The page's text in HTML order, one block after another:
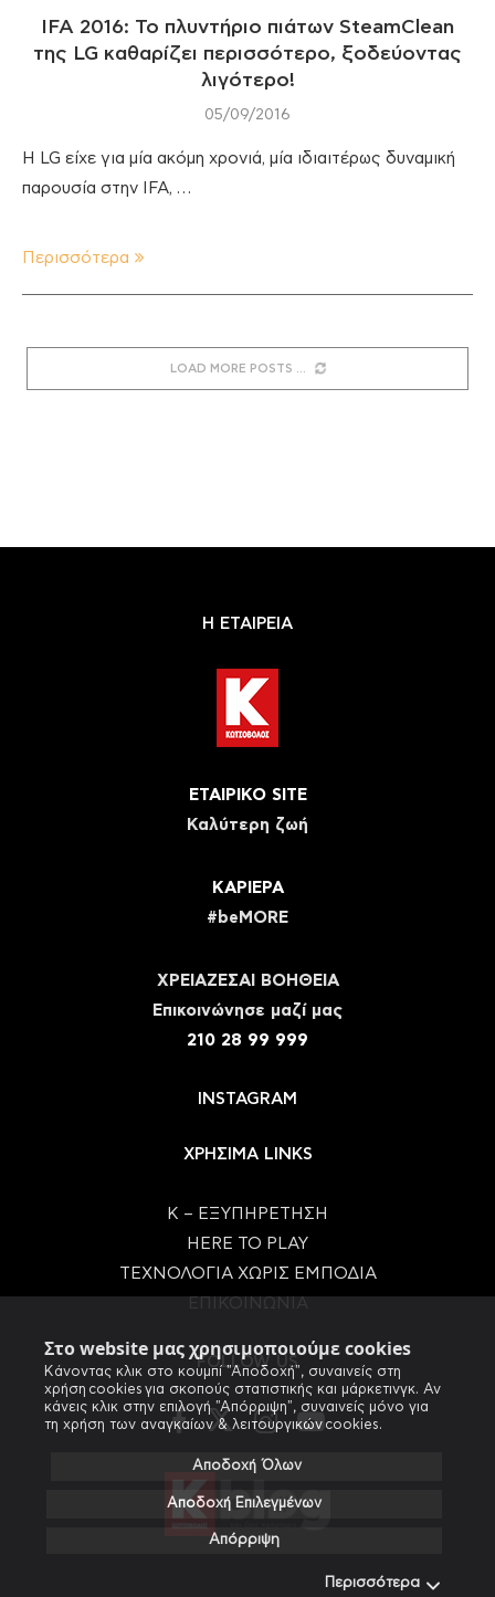
Στο website μας χρησιμοποιούμε cookies
Κάνοντας κλικ στο κουμπί "Αποδοχή", συναινείς στη
χρήση cookies για σκοπούς στατιστικής και μάρκετινγκ. Αν
κάνεις κλικ στην επιλογή "Απόρριψη", συναινείς μόνο για
τη χρήση των αναγκαίων & λειτουργικών cookies.
Αποδοχή Όλων
Αποδοχή Επιλεγμένων
Απόρριψη
Περισσότερα
IFA 2016: Το πλυντήριο πιάτων SteamClean
της LG καθαρίζει περισσότερο, ξοδεύοντας
λιγότερο!
05/09/2016
Η LG είχε για μία ακόμη χρονιά, μία ιδιαιτέρως δυναμική
παρουσία στην IFA, …
Περισσότερα
LOAD MORE POSTS
Η ΕΤΑΙΡΕΙΑ
ΕΤΑΙΡΙΚΟ SITE
Καλύτερη ζωή
ΚΑΡΙΕΡΑ
#beMORE
ΧΡΕΙΑΖΕΣΑΙ ΒΟΗΘΕΙΑ
Eπικοινώνησε μαζί μας
210 28 99 999
INSTAGRAM
ΧΡΗΣΙΜΑ LINKS
Κ – ΕΞΥΠΗΡΕΤΗΣΗ
HERE TO PLAY
ΤΕΧΝΟΛΟΓΙΑ ΧΩΡΙΣ ΕΜΠΟΔΙΑ
FOLLOW US